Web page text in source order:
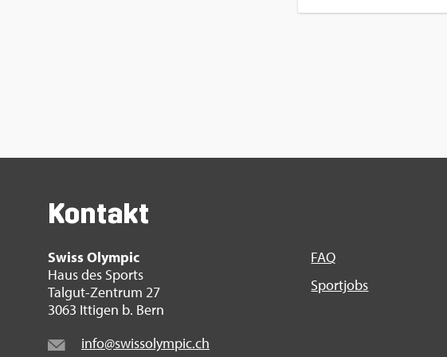
Kon­takt
Swiss Olym­pic
Haus des Sports
Tal­gut-Zen­trum 27
3063 It­ti­gen b. Bern
info@​swi​ssol​ympi​c.​ch
FAQ
Sport­jobs